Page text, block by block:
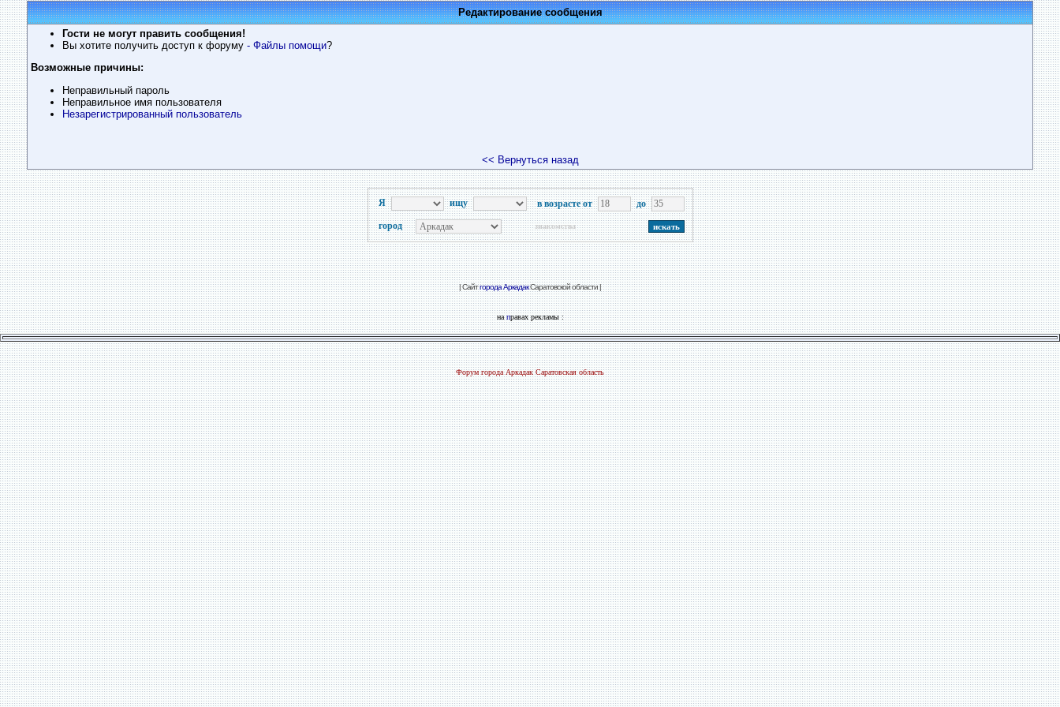
Редактирование сообщения
Гости не могут править сообщения!
Вы хотите получить доступ к форуму - Файлы помощи?
Возможные причины:
Неправильный пароль
Неправильное имя пользователя
Незарегистрированный пользователь
<< Вернуться назад
Я ищу в возрасте от
до
город
знакомства
| Сайтгорода АркадакСаратовской области |
направах рекламы :
Форум города Аркадак Саратовская область